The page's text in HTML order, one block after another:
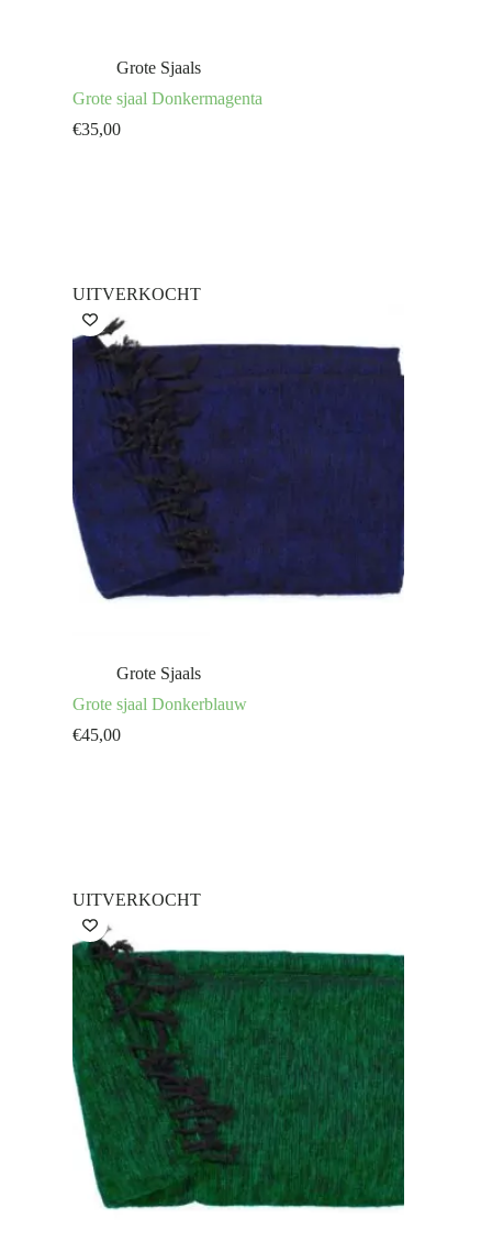
Grote Sjaals
Grote sjaal Donkermagenta
€35,00
UITVERKOCHT
Grote Sjaals
Grote sjaal Donkerblauw
€45,00
UITVERKOCHT